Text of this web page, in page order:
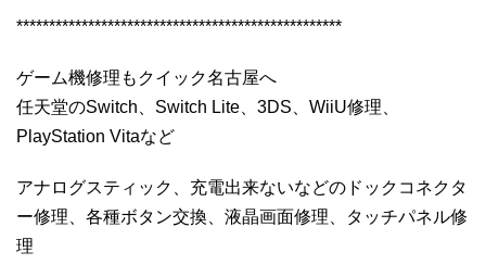
**************************************************
ゲーム機修理もクイック名古屋へ
任天堂のSwitch、Switch Lite、3DS、WiiU修理、
PlayStation Vitaなど
アナログスティック、充電出来ないなどのドックコネクタ
ー修理、各種ボタン交換、液晶画面修理、タッチパネル修
理